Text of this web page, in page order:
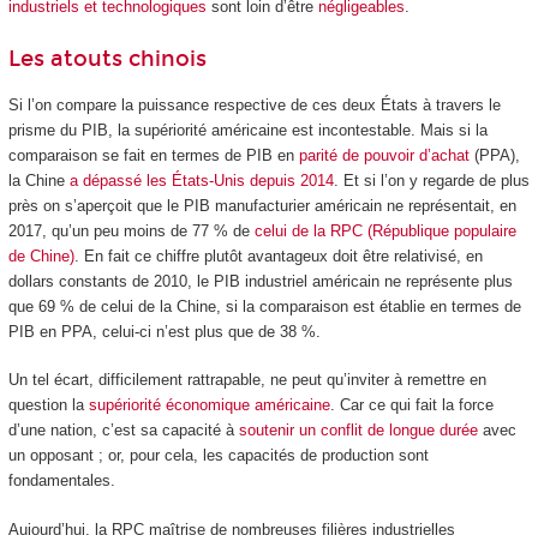
industriels et technologiques sont loin d’être négligeables.
Les atouts chinois
Si l’on compare la puissance respective de ces deux États à travers le
prisme du PIB, la supériorité américaine est incontestable. Mais si la
comparaison se fait en termes de PIB en parité de pouvoir d’achat(PPA),
la Chine a dépassé les États-Unis depuis 2014. Et si l’on y regarde de plus
près on s’aperçoit que le PIB manufacturier américain ne représentait, en
2017, qu’un peu moins de 77 % de celui de la RPC (République populaire
de Chine). En fait ce chiffre plutôt avantageux doit être relativisé, en
dollars constants de 2010, le PIB industriel américain ne représente plus
que 69 % de celui de la Chine, si la comparaison est établie en termes de
PIB en PPA, celui-ci n’est plus que de 38 %.
Un tel écart, difficilement rattrapable, ne peut qu’inviter à remettre en
question la supériorité économique américaine. Car ce qui fait la force
d’une nation, c’est sa capacité à soutenir un conflit de longue duréeavec
un opposant ; or, pour cela, les capacités de production sont
fondamentales.
Aujourd’hui, la RPC maîtrise de nombreuses filières industrielles